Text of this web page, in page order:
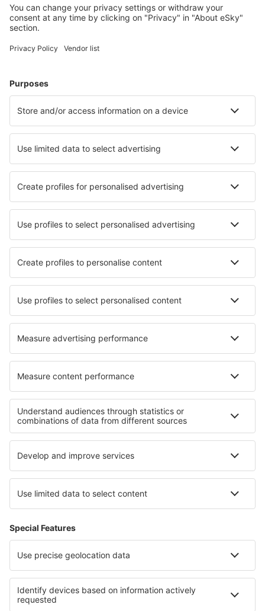
Ubytování ve Velké Británii - Oblíbená města
Ubytování v Edinburghu Ubytování in Lincoln
Ubytování in Taunton Ubytování in Skipton
Nejlepší ubytování - města
Ubytování Villa El Cacique Ubytování in Issengo
Ubytování in Vent Ubytování in Aracati
Ubytování in Schorfheide Ubytování v Rockhamptonu
Ubytování v Great Yarmouthu Ubytování v Severním Irsku
Ubytování na Anglické riviéře Ubytování v Krabi
Ubytování v State of Mexico
Ubytování v Southeastern Anatolia Ubytování na El Hierro
Ubytování v Národní park Camdeboo